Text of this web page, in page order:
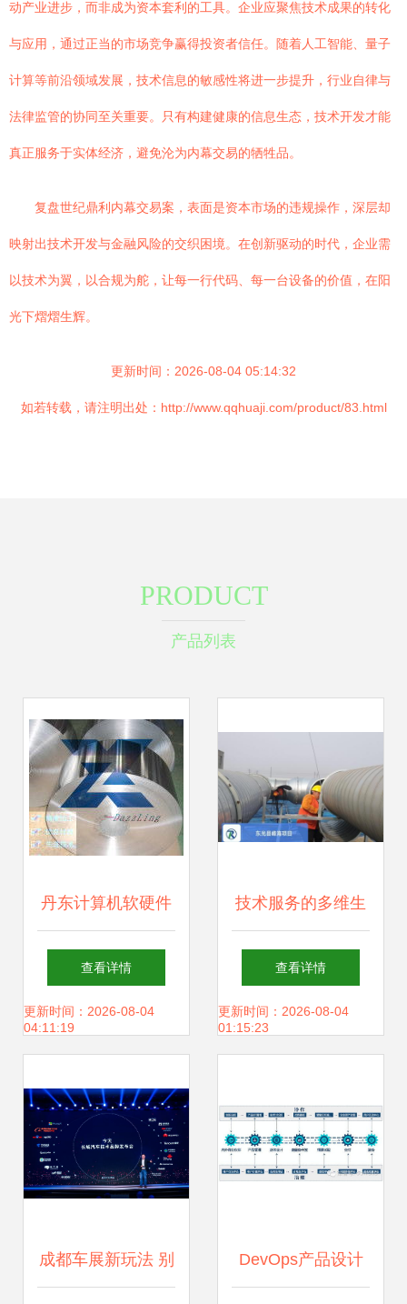
动产业进步，而非成为资本套利的工具。企业应聚焦技术成果的转化
与应用，通过正当的市场竞争赢得投资者信任。随着人工智能、量子
计算等前沿领域发展，技术信息的敏感性将进一步提升，行业自律与
法律监管的协同至关重要。只有构建健康的信息生态，技术开发才能
真正服务于实体经济，避免沦为内幕交易的牺牲品。
复盘世纪鼎利内幕交易案，表面是资本市场的违规操作，深层却
映射出技术开发与金融风险的交织困境。在创新驱动的时代，企业需
以技术为翼，以合规为舵，让每一行代码、每一台设备的价值，在阳
光下熠熠生辉。
更新时间：2026-08-04 05:14:32
如若转载，请注明出处：http://www.qqhuaji.com/product/83.html
PRODUCT
产品列表
丹东计算机软硬件
技术开发 驱动数字
化转型的核心引擎
查看详情
更新时间：2026-08-04
04:11:19
技术服务的多维生
态 上海互联网销售
与软硬件开发的法
查看详情
更新时间：2026-08-04
01:15:23
成都车展新玩法 别 DevOps产品设计